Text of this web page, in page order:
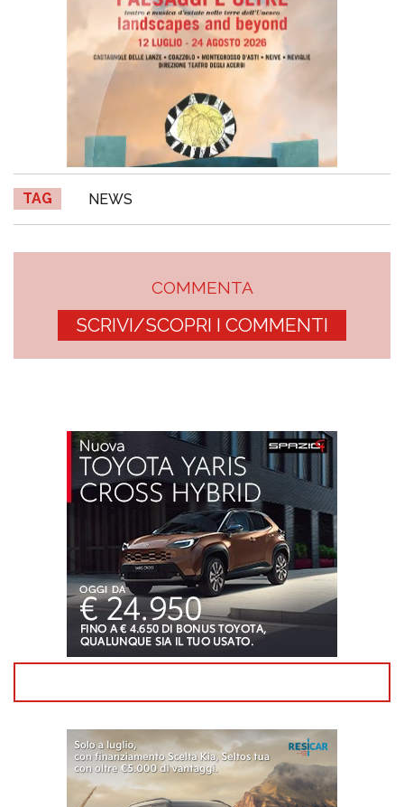
TAG NEWS
COMMENTA
SCRIVI/SCOPRI I COMMENTI